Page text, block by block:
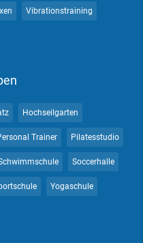
Vibrationstraining
Hochseilgarten
Trainer Pilatesstudio
Soccerhalle
Yogaschule